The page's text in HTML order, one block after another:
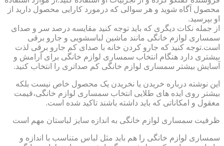
محصول آگاه شوید و هر سوالی که درمورد کارایی محصول دارید از
او بپرسید.
از جمله نکات دیگری که باید توجه کنید مقایسه درصد سر و صدای
سمساری لوازم خانگی مانند ماشین لباسشویی و جارو برقی
است.توجه کنید که جارو کردن خانه با صدای کم جارو برقی لذت
بیشتری دارد هنگام انتخاب سمساری لوازم خانگی برای آرامش و
آسایش بیشتر سمساری لوازم خانگی کم صداتری را انتخاب کنید.
این نوشته درباره خریدن یا نخریدن یک محصول خاص نیست بلکه
بیشتر روی ایده های طلایی انتخاب سمساری لوازم خانگی،قیمت
معقول و امکاناتی که باید داشته باشند تاکید شده است.
ظرفیت سمساری لوازم خانگی به اندازه سایز لباستان مهم است
سمساری لوازم خانگی را هم باید مثل لباس متناسب با اندازه و